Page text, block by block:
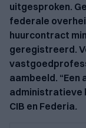
uitgesproken.
federale
huurcontract
geregistreerd.
aambeeld.
administratieve
CIB en Federia.